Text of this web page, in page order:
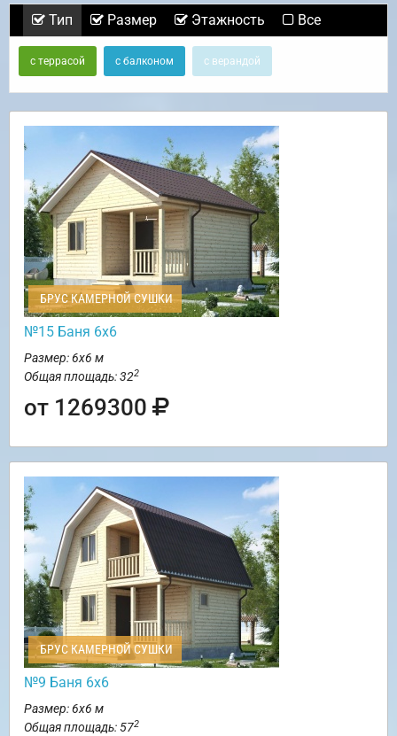
Тип Размер Этажность Все
с террасой с балконом с верандой
БРУС КАМЕРНОЙ СУШКИ
№15 Баня 6х6
Размер: 6х6 м
Общая площадь: 322
от 1269300
БРУС КАМЕРНОЙ СУШКИ
№9 Баня 6х6
Размер: 6х6 м
Общая площадь: 572